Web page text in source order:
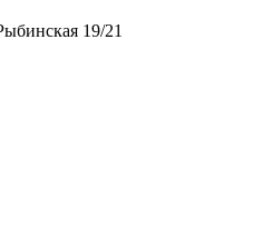
19/21